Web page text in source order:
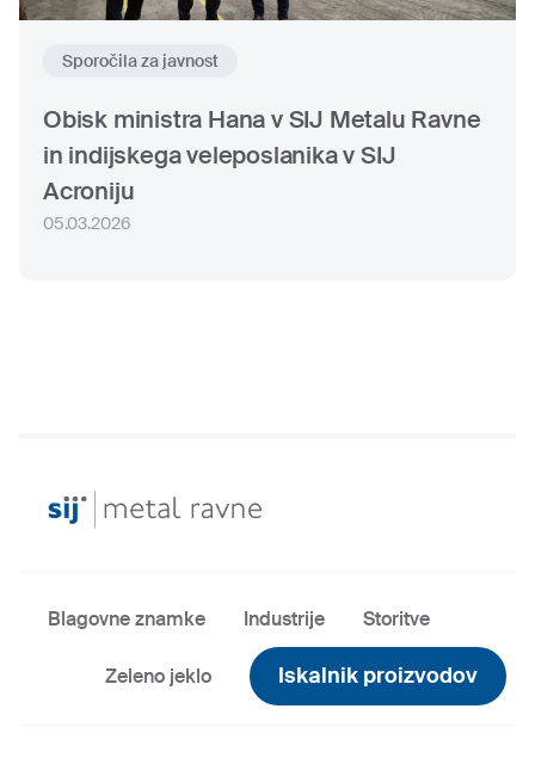
Sporočila za javnost
Obisk ministra Hana v SIJ Metalu Ravne
in indijskega veleposlanika v SIJ
Acroniju
05.03.2026
Blagovne znamke Industrije Storitve
Zeleno jeklo Iskalnik proizvodov